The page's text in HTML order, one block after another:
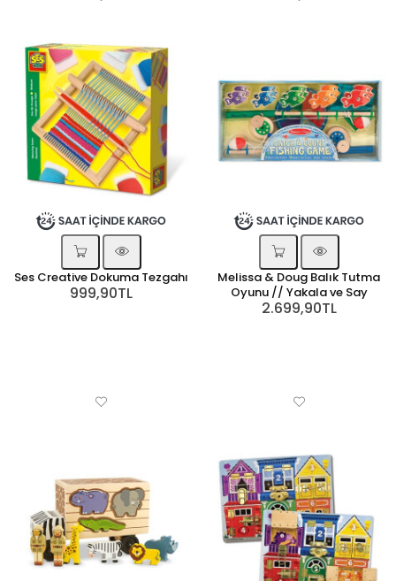
Ses Creative Dokuma Tezgahı
999,90TL
Melissa & Doug Balık Tutma
Oyunu // Yakala ve Say
2.699,90TL